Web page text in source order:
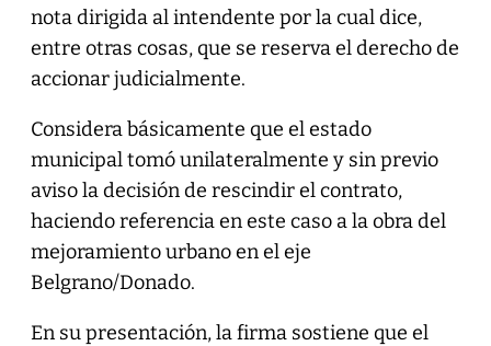
nota dirigida al intendente por la cual dice,
entre otras cosas, que se reserva el derecho de
accionar judicialmente.
Considera básicamente que el estado
municipal tomó unilateralmente y sin previo
aviso la decisión de rescindir el contrato,
haciendo referencia en este caso a la obra del
mejoramiento urbano en el eje
Belgrano/Donado.
En su presentación, la firma sostiene que el